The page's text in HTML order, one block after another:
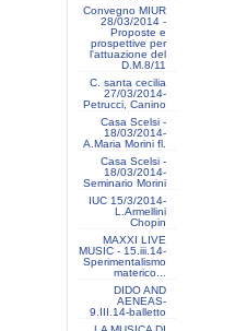
Convegno MIUR
28/03/2014 -
Proposte e
prospettive per
l'attuazione del
D.M.8/11
C. santa cecilia
27/03/2014-
Petrucci, Canino
Casa Scelsi -
18/03/2014-
A.Maria Morini fl.
Casa Scelsi -
18/03/2014-
Seminario Morini
IUC 15/3/2014-
L.Armellini
Chopin
MAXXI LIVE
MUSIC - 15.iii.14-
Sperimentalismo
materico...
DIDO AND
AENEAS-
9.III.14-balletto